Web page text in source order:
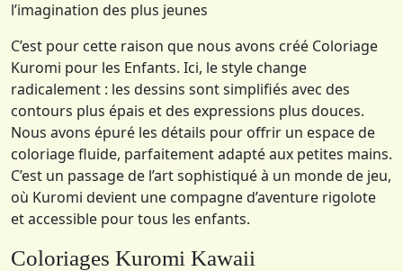
l’imagination des plus jeunes
C’est pour cette raison que nous avons créé Coloriage
Kuromi pour les Enfants. Ici, le style change
radicalement : les dessins sont simplifiés avec des
contours plus épais et des expressions plus douces.
Nous avons épuré les détails pour offrir un espace de
coloriage fluide, parfaitement adapté aux petites mains.
C’est un passage de l’art sophistiqué à un monde de jeu,
où Kuromi devient une compagne d’aventure rigolote
et accessible pour tous les enfants.
Coloriages Kuromi Kawaii